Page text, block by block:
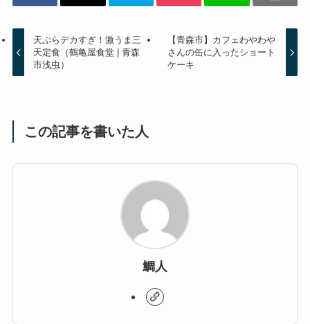
天ぷらデカすぎ！激うま三
天定食（鶴亀屋食堂 | 青森
市浅虫）
【青森市】カフェわやわや
さんの缶に入ったショート
ケーキ
この記事を書いた人
鯛人